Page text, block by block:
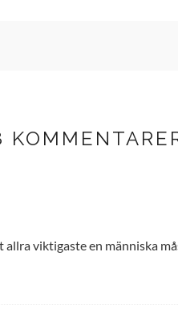
allra viktigaste en människa